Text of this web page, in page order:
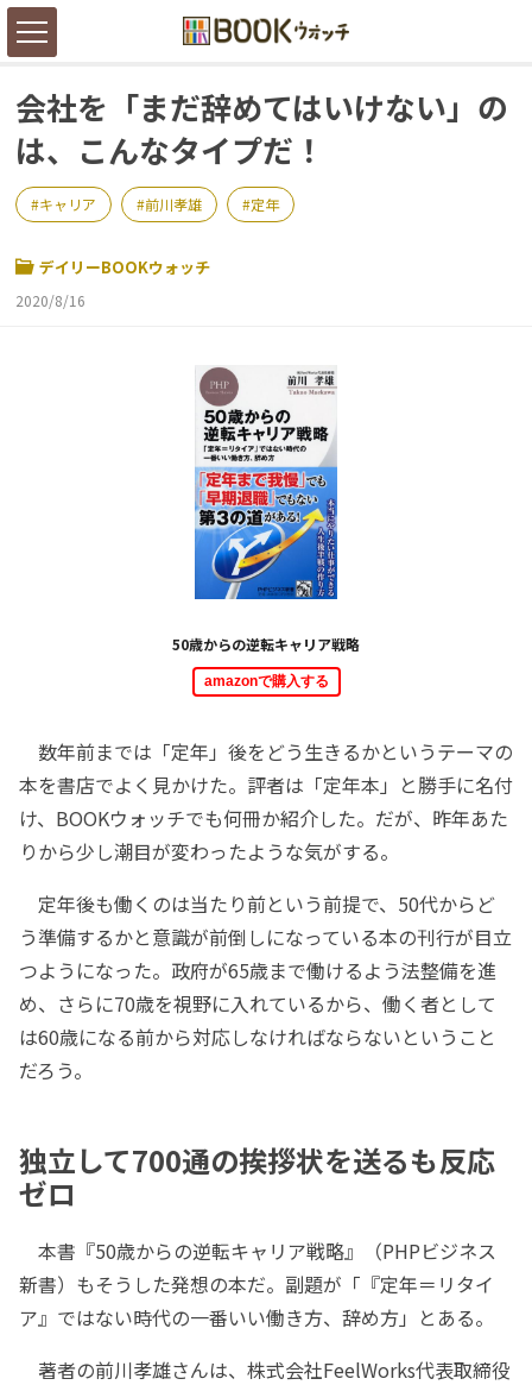
会社を「まだ辞めてはいけない」の
は、こんなタイプだ！
キャリア 前川孝雄 定年
デイリーBOOKウォッチ
2020/8/16
50歳からの逆転キャリア戦略
amazonで購入する
数年前までは「定年」後をどう生きるかというテーマの
本を書店でよく見かけた。評者は「定年本」と勝手に名付
け、BOOKウォッチでも何冊か紹介した。だが、昨年あた
りから少し潮目が変わったような気がする。
定年後も働くのは当たり前という前提で、50代からど
う準備するかと意識が前倒しになっている本の刊行が目立
つようになった。政府が65歳まで働けるよう法整備を進
め、さらに70歳を視野に入れているから、働く者として
は60歳になる前から対応しなければならないということ
だろう。
独立して700通の挨拶状を送るも反応
ゼロ
本書『50歳からの逆転キャリア戦略』（PHPビジネス
新書）もそうした発想の本だ。副題が「『定年＝リタイ
ア』ではない時代の一番いい働き方、辞め方」とある。
著者の前川孝雄さんは、株式会社FeelWorks代表取締役